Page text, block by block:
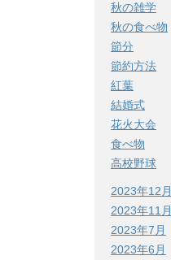
秋の雑学
秋の食べ物
節分
節約方法
紅葉
結婚式
花火大会
食べ物
高校野球
2023年12月
2023年11月
2023年7月
2023年6月